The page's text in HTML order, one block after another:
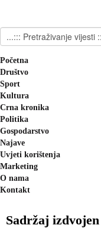
Početna
Društvo
Sport
Kultura
Crna kronika
Politika
Gospodarstvo
Najave
Uvjeti korištenja
Marketing
O nama
Kontakt
Sadržaj